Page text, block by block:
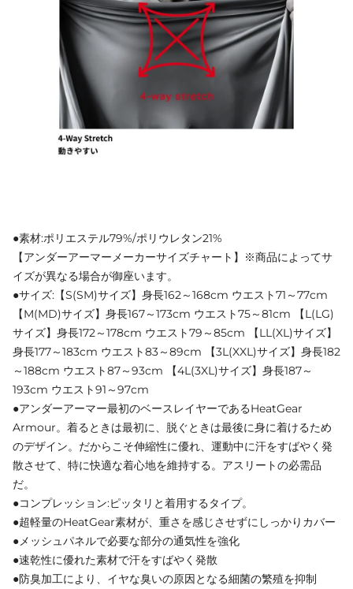
●素材:ポリエステル79%/ポリウレタン21%
【アンダーアーマーメーカーサイズチャート】※商品によってサ
イズが異なる場合が御座います。
●サイズ:【S(SM)サイズ】身長162～168cm ウエスト71～77cm
【M(MD)サイズ】身長167～173cm ウエスト75～81cm 【L(LG)
サイズ】身長172～178cm ウエスト79～85cm 【LL(XL)サイズ】
身長177～183cm ウエスト83～89cm 【3L(XXL)サイズ】身長182
～188cm ウエスト87～93cm 【4L(3XL)サイズ】身長187～
193cm ウエスト91～97cm
●アンダーアーマー最初のベースレイヤーであるHeatGear
Armour。着るときは最初に、脱ぐときは最後に身に着けるため
のデザイン。だからこそ伸縮性に優れ、運動中に汗をすばやく発
散させて、特に快適な着心地を維持する。アスリートの必需品
だ。
●コンプレッション:ピッタリと着用するタイプ。
●超軽量のHeatGear素材が、重さを感じさせずにしっかりカバー
●メッシュパネルで必要な部分の通気性を強化
●速乾性に優れた素材で汗をすばやく発散
●防臭加工により、イヤな臭いの原因となる細菌の繁殖を抑制